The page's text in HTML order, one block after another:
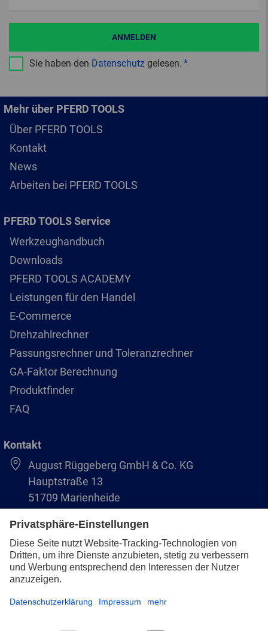
Sie haben den Datenschutz gelesen.
ANMELDEN
Mehr über PFERD TOOLS
Über PFERD TOOLS
Kontakt
News
Arbeiten bei PFERD TOOLS
PFERD TOOLS Service
Werkzeughandbuch
Downloads
PFERD TOOLS ACADEMY
Leistungen für den Handel
E-Commerce
Drehzahlrechner
Passungsrechner und Toleranzrechner
GA-Faktor Berechnung
Produktfinder
FAQ
Kontakt
August Rüggeberg GmbH & Co. KG
Hauptstraße 13
51709 Marienheide
+49 2264 9-0
info@pferd.com
+49 2264 9-400